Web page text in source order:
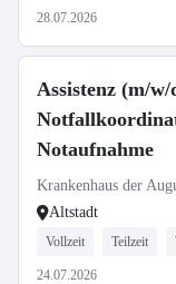
28.07.2026
Assistenz (m/w/
Notaufnahme
Krankenhaus der
Altstadt
Vollzeit Teilzeit
24.07.2026